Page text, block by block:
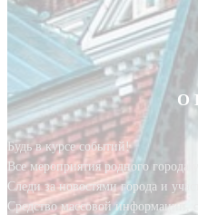
О
Будь в курсе событий!
Все мероприятия родного города у
Следи за новостями города и
Средство массовой информации,